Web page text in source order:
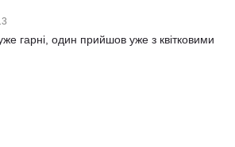
гарні, один прийшов уже з квітковими